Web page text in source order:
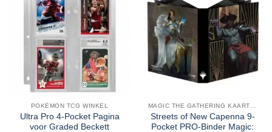
POKÉMON TCG WINKEL
Ultra Pro 4-Pocket Pagina
voor Graded Beckett
MAGIC THE GATHERING KAARTEN
Streets of New Capenna 9-
Pocket PRO-Binder Magic: